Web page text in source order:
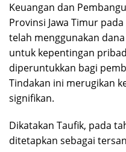
Keuangan dan
Provinsi Jawa Timur
telah menggunakan
untuk kepentingan
diperuntukkan bagi
Tindakan ini merugikan
signifikan.
Dikatakan Taufik, pada
ditetapkan sebagai